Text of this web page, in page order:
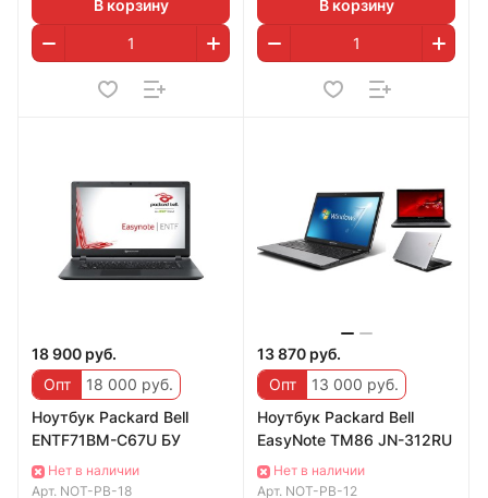
В корзину В корзину
18 900 руб.
Опт
18 000 руб.
Ноутбук Packard Bell
ENTF71BM-C67U БУ
Нет в наличии
Арт. NOT-PB-18
13 870 руб.
Опт
13 000 руб.
Ноутбук Packard Bell
EasyNote TM86 JN-312RU
Нет в наличии
Арт. NOT-PB-12